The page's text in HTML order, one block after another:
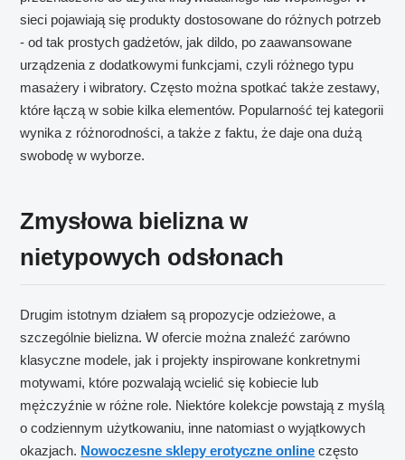
sieci pojawiają się produkty dostosowane do różnych potrzeb
- od tak prostych gadżetów, jak dildo, po zaawansowane
urządzenia z dodatkowymi funkcjami, czyli różnego typu
masażery i wibratory. Często można spotkać także zestawy,
które łączą w sobie kilka elementów. Popularność tej kategorii
wynika z różnorodności, a także z faktu, że daje ona dużą
swobodę w wyborze.
Zmysłowa bielizna w
nietypowych odsłonach
Drugim istotnym działem są propozycje odzieżowe, a
szczególnie bielizna. W ofercie można znaleźć zarówno
klasyczne modele, jak i projekty inspirowane konkretnymi
motywami, które pozwalają wcielić się kobiecie lub
mężczyźnie w różne role. Niektóre kolekcje powstają z myślą
o codziennym użytkowaniu, inne natomiast o wyjątkowych
okazjach. Nowoczesne sklepy erotyczne online często